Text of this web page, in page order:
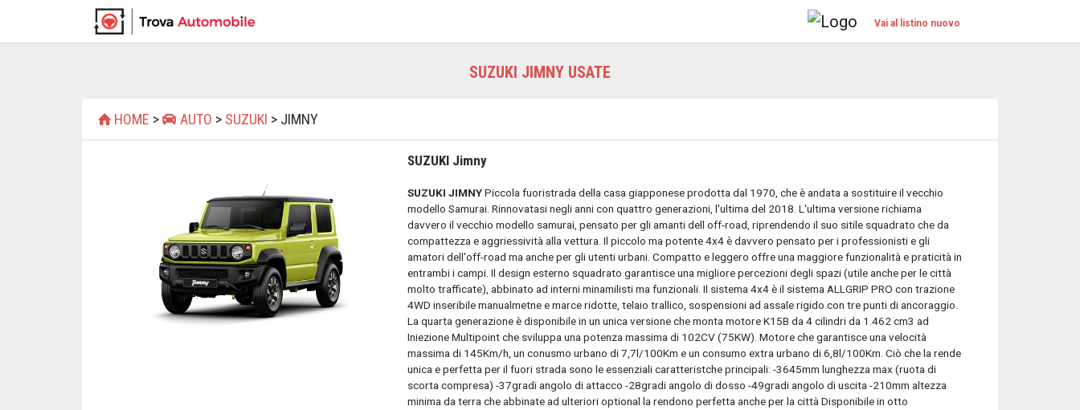
Vai al listino nuovo
SUZUKI JIMNY USATE
HOME > AUTO > SUZUKI > JIMNY
SUZUKI Jimny
SUZUKI JIMNYPiccola fuoristrada della casa giapponese prodotta dal 1970, che è andata a sostituire il vecchio
modello Samurai. Rinnovatasi negli anni con quattro generazioni, l'ultima del 2018. L'ultima versione richiama
davvero il vecchio modello samurai, pensato per gli amanti dell off-road, riprendendo il suo sitile squadrato che da
compattezza e aggriessività alla vettura. Il piccolo ma potente 4x4 è davvero pensato per i professionisti e gli
amatori dell'off-road ma anche per gli utenti urbani. Compatto e leggero offre una maggiore funzionalità e praticità in
entrambi i campi. Il design esterno squadrato garantisce una migliore percezioni degli spazi (utile anche per le città
molto trafficate), abbinato ad interni minamilisti ma funzionali. Il sistema 4x4 è il sistema ALLGRIP PRO con trazione
4WD inseribile manualmetne e marce ridotte, telaio trallico, sospensioni ad assale rigido con tre punti di ancoraggio.
La quarta generazione è disponibile in un unica versione che monta motore K15B da 4 cilindri da 1.462 cm3 ad
Iniezione Multipoint che sviluppa una potenza massima di 102CV (75KW). Motore che garantisce una velocità
massima di 145Km/h, un conusmo urbano di 7,7l/100Km e un consumo extra urbano di 6,8l/100Km. Ciò che la rende
unica e perfetta per il fuori strada sono le essenziali caratteristche principali: -3645mm lunghezza max (ruota di
scorta compresa) -37gradi angolo di attacco -28gradi angolo di dosso -49gradi angolo di uscita -210mm altezza
minima da terra che abbinate ad ulteriori optional la rendono perfetta anche per la città Disponibile in otto